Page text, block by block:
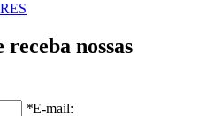
nossas
*E-mail: